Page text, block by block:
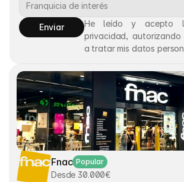
Enviar
He leído y acepto
privacidad, autorizando
a tratar mis datos
Fnac Popular
Desde 30.000€